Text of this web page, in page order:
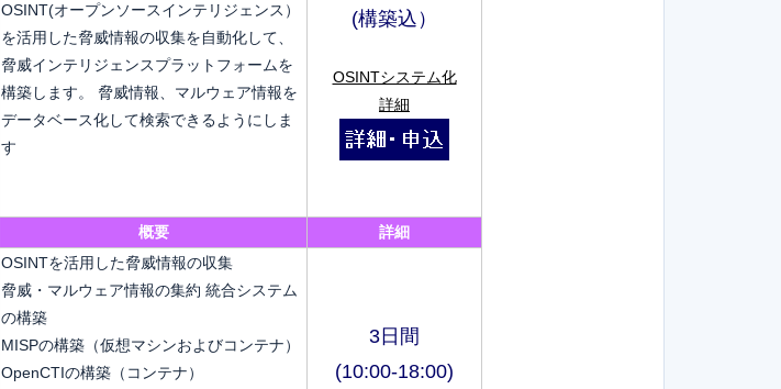
OSINT(オープンソースインテリジェンス）
を活用した脅威情報の収集を自動化して、
脅威インテリジェンスプラットフォームを
構築します。 脅威情報、マルウェア情報を
データベース化して検索できるようにしま
す
(構築込）
OSINTシステム化
詳細
概要 詳細
OSINTを活用した脅威情報の収集
脅威・マルウェア情報の集約 統合システム
の構築
MISPの構築（仮想マシンおよびコンテナ）
OpenCTIの構築（コンテナ）
3日間
(10:00-18:00)